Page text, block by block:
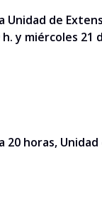
de
h.y miércoles 21
20 horas,